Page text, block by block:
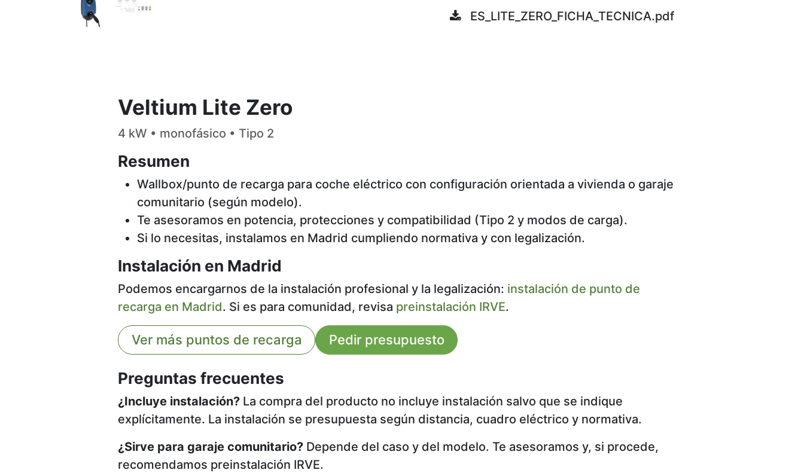
ES_LITE_ZERO_FICHA_TECNICA.pdf
Veltium Lite Zero
4 kW • monofásico • Tipo 2
Resumen
Wallbox/punto de recarga para coche eléctrico con configuración orientada a vivienda o garaje
comunitario (según modelo).
Te asesoramos en potencia, protecciones y compatibilidad (Tipo 2 y modos de carga).
Si lo necesitas, instalamos en Madrid cumpliendo normativa y con legalización.
Instalación en Madrid
Podemos encargarnos de la instalación profesional y la legalización: instalación de punto de
recarga en Madrid. Si es para comunidad, revisa preinstalación IRVE.
Ver más puntos de recarga Pedir presupuesto
Preguntas frecuentes
¿Incluye instalación? La compra del producto no incluye instalación salvo que se indique
explícitamente. La instalación se presupuesta según distancia, cuadro eléctrico y normativa.
¿Sirve para garaje comunitario? Depende del caso y del modelo. Te asesoramos y, si procede,
recomendamos preinstalación IRVE.